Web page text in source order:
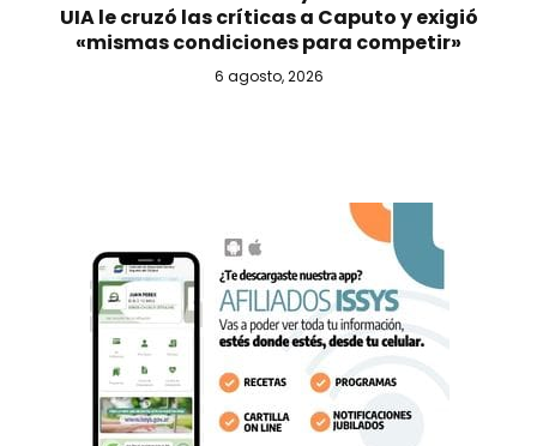
UIA le cruzó las críticas a Caputo y exigió
«mismas condiciones para competir»
6 agosto, 2026